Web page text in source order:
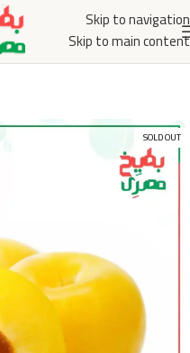
Skip to navigation
Skip to main content
SOLD OUT